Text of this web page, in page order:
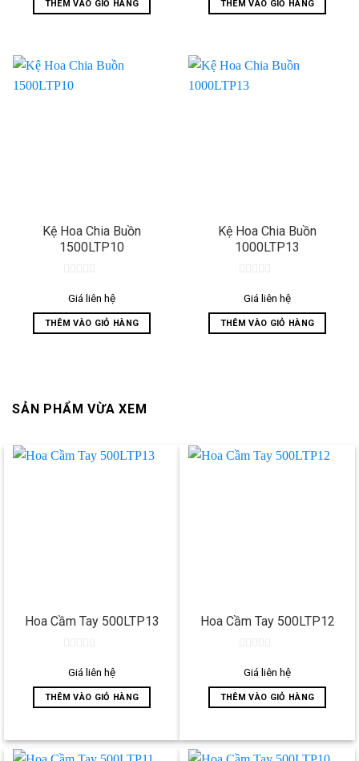
THÊM VÀO GIỎ HÀNG THÊM VÀO GIỎ HÀNG
Kệ Hoa Chia Buồn
1500LTP10
out
5
Giá liên hệ
THÊM VÀO GIỎ HÀNG
Kệ Hoa Chia Buồn
1000LTP13
out
5
Giá liên hệ
THÊM VÀO GIỎ HÀNG
SẢN PHẨM VỪA XEM
Hoa Cầm Tay 500LTP13
out
5
Giá liên hệ
THÊM VÀO GIỎ HÀNG
Hoa Cầm Tay 500LTP12
out
5
Giá liên hệ
THÊM VÀO GIỎ HÀNG